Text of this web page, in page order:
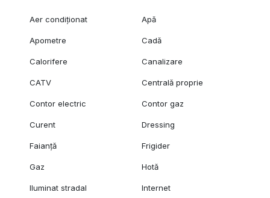
Aer condiționat Apă
Apometre Cadă
Calorifere Canalizare
CATV Centrală proprie
Contor electric Contor gaz
Curent Dressing
Faianță Frigider
Gaz Hotă
Iluminat stradal Internet